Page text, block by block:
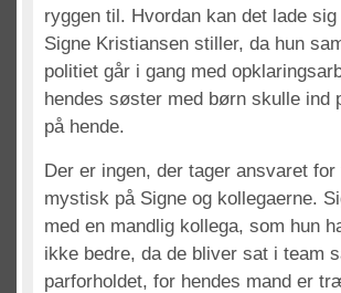
ryggen til. Hvordan kan det lade
Signe Kristiansen stiller, da hun
politiet går i gang med
hendes søster med børn skulle ind
på hende.
Der er ingen, der tager ansvaret
mystisk på Signe og kollegaerne.
med en mandlig kollega, som hun
ikke bedre, da de bliver sat i team
parforholdet, for hendes mand er